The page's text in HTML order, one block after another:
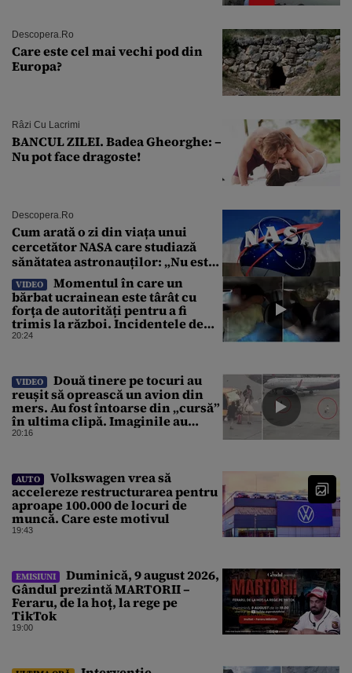
Descopera.ro
Care este cel mai vechi pod din
Europa?
Râzi Cu Lacrimi
BANCUL ZILEI. Badea Gheorghe: –
Nu pot face dragoste!
Descopera.ro
Cum arată o zi din viața unui
cercetător NASA care studiază
sănătatea astronauților: „Nu este
o știință complicată”
VIDEO
Momentul în care un
bărbat ucrainean este târât cu
forța de autorități pentru a fi
trimis la război. Incidentele de
acest fel sunt tot mai dese
20:24
VIDEO
Două tinere pe tocuri au
reușit să oprească un avion din
mers. Au fost întoarse din „cursă”
în ultima clipă. Imaginile au
devenit virale
20:16
AUTO
Volkswagen vrea să
accelereze restructurarea pentru
aproape 100.000 de locuri de
muncă. Care este motivul
19:43
EMISIUNI
Duminică, 9 august 2026,
Gândul prezintă MARTORII –
Feraru, de la hoț, la rege pe
TikTok
19:00